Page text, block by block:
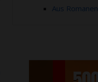
Aus Romanen